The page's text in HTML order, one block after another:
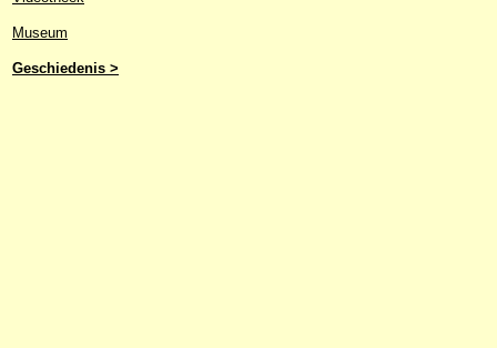
Museum
Geschiedenis >